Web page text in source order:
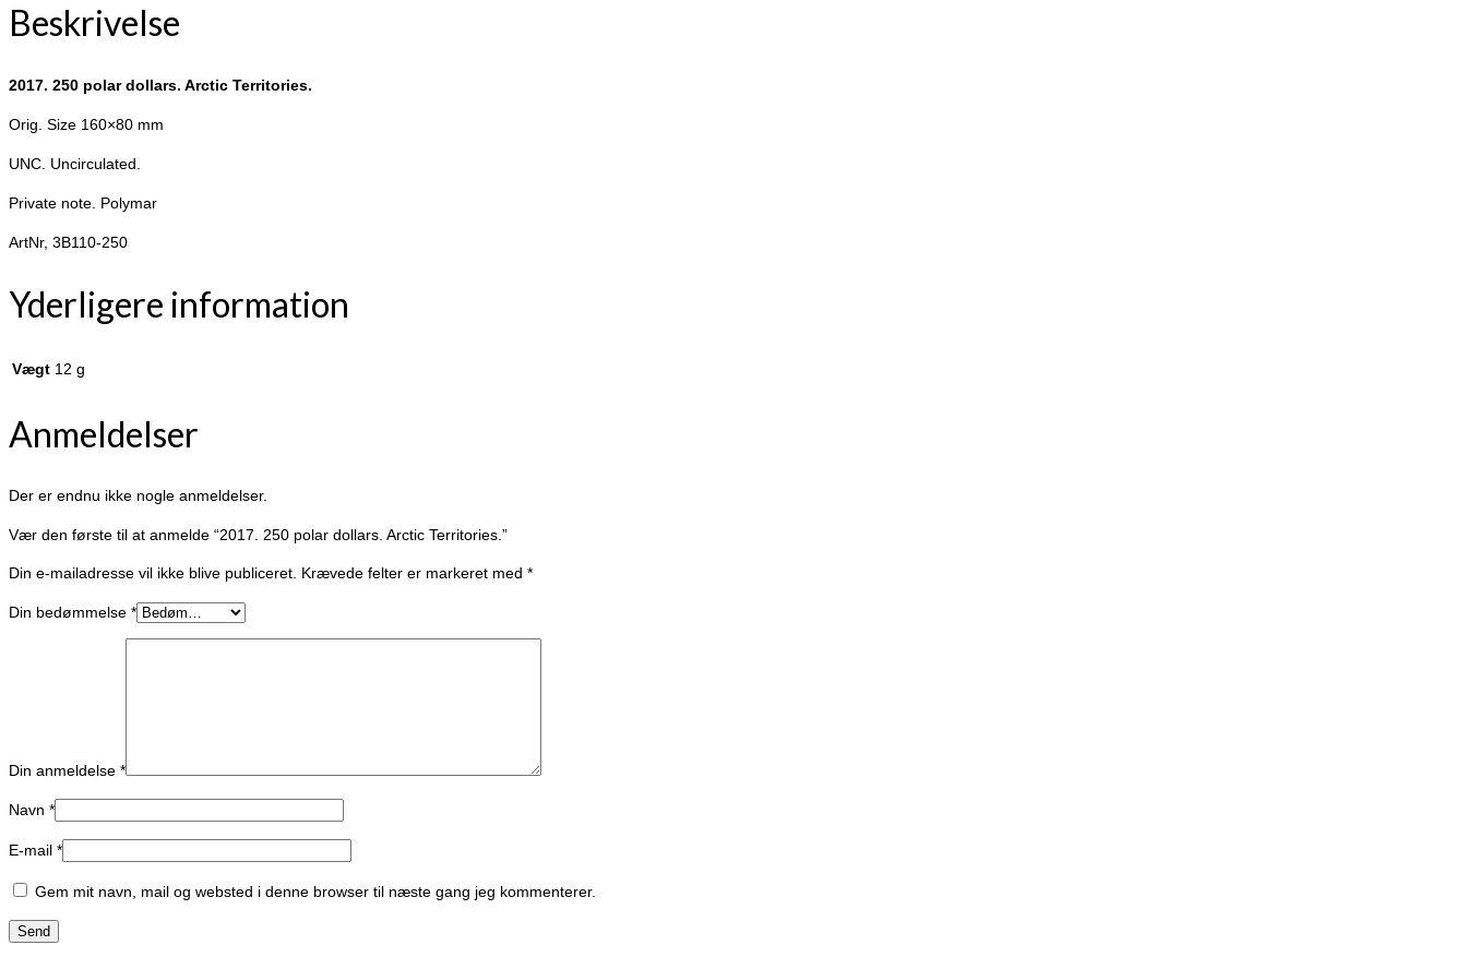
Beskrivelse
2017. 250 polar dollars. Arctic Territories.
Orig. Size 160×80 mm
UNC. Uncirculated.
Private note. Polymar
ArtNr, 3B110-250
Yderligere information
Vægt 12 g
Anmeldelser
Der er endnu ikke nogle anmeldelser.
Vær den første til at anmelde “2017. 250 polar dollars. Arctic Territories.”
Din e-mailadresse vil ikke blive publiceret. Krævede felter er markeret med *
Din bedømmelse *
Din anmeldelse *
Navn *
E-mail *
Gem mit navn, mail og websted i denne browser til næste gang jeg kommenterer.